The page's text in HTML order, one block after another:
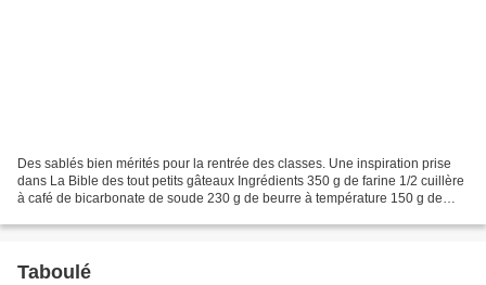
Des sablés bien mérités pour la rentrée des classes. Une inspiration prise
dans La Bible des tout petits gâteaux Ingrédients 350 g de farine 1/2 cuillère
à café de bicarbonate de soude 230 g de beurre à température 150 g de
Taboulé